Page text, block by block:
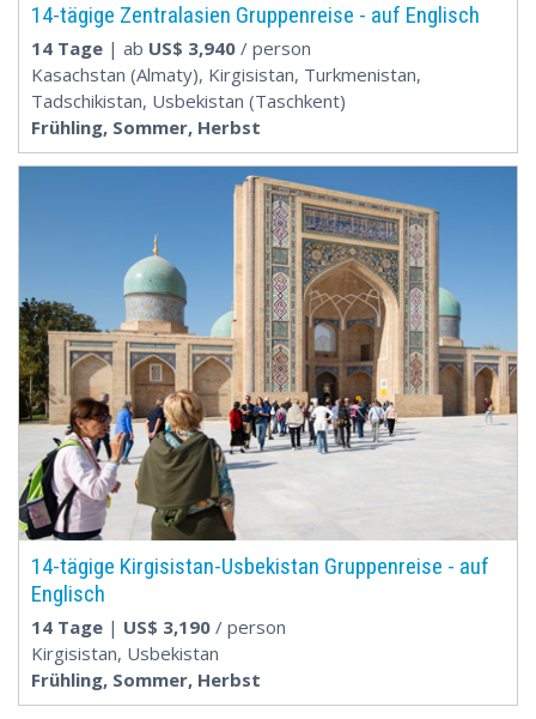
14-tägige Zentralasien Gruppenreise - auf Englisch
14 Tage | ab US$ 3,940 / person
Kasachstan (Almaty), Kirgisistan, Turkmenistan,
Tadschikistan, Usbekistan (Taschkent)
Frühling, Sommer, Herbst
14-tägige Kirgisistan-Usbekistan Gruppenreise - auf
Englisch
14 Tage | US$ 3,190 / person
Kirgisistan, Usbekistan
Frühling, Sommer, Herbst